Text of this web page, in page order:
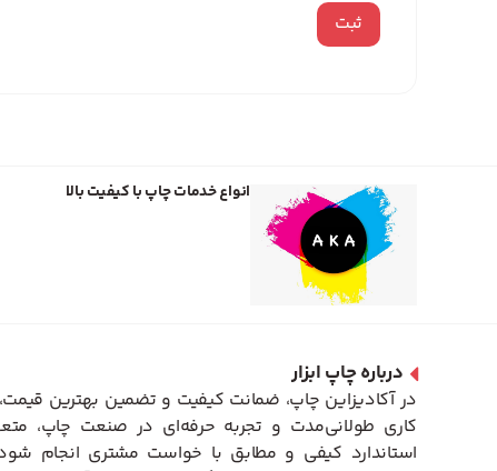
انواع خدمات چاپ با کیفیت بالا
درباره چاپ ابزار
در آکادیزاین چاپ، ضمانت کیفیت و تضمین بهترین
کاری طولانی‌مدت و تجربه حرفه‌ای در صنعت چاپ،
استاندارد کیفی و مطابق با خواست مشتری انجام